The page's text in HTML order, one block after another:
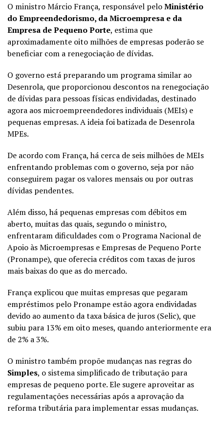
O ministro Márcio França, responsável peloMinistério
do Empreendedorismo, da Microempresa e da
Empresa de Pequeno Porte, estima que
aproximadamente oito milhões de empresas poderão se
beneficiar com a renegociação de dívidas.
O governo está preparando um programa similar ao
Desenrola, que proporcionou descontos na renegociação
de dívidas para pessoas físicas endividadas, destinado
agora aos microempreendedores individuais (MEIs) e
pequenas empresas. A ideia foi batizada de Desenrola
MPEs.
De acordo com França, há cerca de seis milhões de MEIs
enfrentando problemas com o governo, seja por não
conseguirem pagar os valores mensais ou por outras
dívidas pendentes.
Além disso, há pequenas empresas com débitos em
aberto, muitas das quais, segundo o ministro,
enfrentaram dificuldades com o Programa Nacional de
Apoio às Microempresas e Empresas de Pequeno Porte
(Pronampe), que oferecia créditos com taxas de juros
mais baixas do que as do mercado.
França explicou que muitas empresas que pegaram
empréstimos pelo Pronampe estão agora endividadas
devido ao aumento da taxa básica de juros (Selic), que
subiu para 13% em oito meses, quando anteriormente era
de 2% a 3%.
O ministro também propõe mudanças nas regras do
Simples, o sistema simplificado de tributação para
empresas de pequeno porte. Ele sugere aproveitar as
regulamentações necessárias após a aprovação da
reforma tributária para implementar essas mudanças.